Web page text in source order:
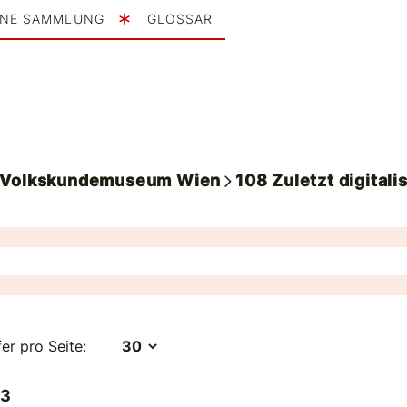
SAMMLUNG GLOSSAR
Wien 108 Zuletzt
pro Seite: